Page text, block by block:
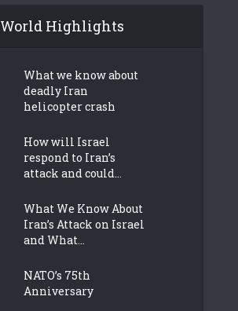
World Highlights
What we know about
deadly Iran
helicopter crash
How will Israel
respond to Iran’s
attack and could...
What We Know About
Iran’s Attack on Israel
and What...
NATO’s 75th
Anniversary